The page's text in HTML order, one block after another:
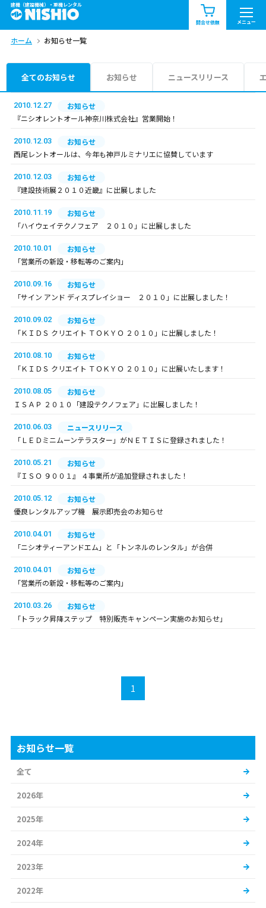
建機（建設機械）・重機レンタル
問合せ依頼 メニュー
商品一覧 お知らせ一覧
問合せ依頼リスト
エリア情報を見る
ホーム お知らせ一覧
全てのお知らせ お知らせ ニュースリリース
2010.12.27
お知らせ
『ニシオレントオール神奈川株式会社』営業開始！
2010.12.03
お知らせ
西尾レントオールは、今年も神戸ルミナリエに協賛しています
2010.12.03
お知らせ
『建設技術展２０１０近畿』に出展しました
2010.11.19
お知らせ
「ハイウェイテクノフェア ２０１０」に出展しました
2010.10.01
お知らせ
「営業所の新設・移転等のご案内」
2010.09.16
お知らせ
「サイン アンド ディスプレイショー ２０１０」に出展しました！
2010.09.02
お知らせ
「ＫＩＤＳ クリエイト ＴＯＫＹＯ ２０１０」に出展しました！
2010.08.10
お知らせ
「ＫＩＤＳ クリエイト ＴＯＫＹＯ ２０１０」に出展いたします！
2010.08.05
お知らせ
ＩＳＡＰ ２０１０「建設テクノフェア」に出展しました！
2010.06.03
ニュースリリース
「ＬＥＤミニムーンテラスター」がＮＥＴＩＳに登録されました！
2010.05.21
お知らせ
『ＩＳＯ ９００１』 ４事業所が追加登録されました！
2010.05.12
お知らせ
優良レンタルアップ機 展示即売会のお知らせ
2010.04.01
お知らせ
「ニシオティーアンドエム」と「トンネルのレンタル」が合併
2010.04.01
お知らせ
「営業所の新設・移転等のご案内」
2010.03.26
お知らせ
「トラック昇降ステップ 特別販売キャンペーン実施のお知らせ」
1
お知らせ一覧
全て
2026年
2025年
2024年
2023年
2022年